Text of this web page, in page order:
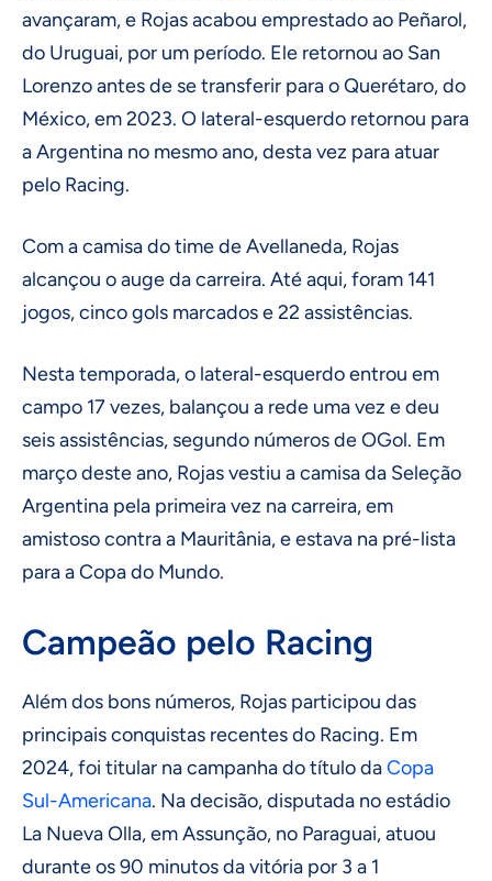
avançaram, e Rojas acabou emprestado ao Peñarol,
do Uruguai, por um período. Ele retornou ao San
Lorenzo antes de se transferir para o Querétaro, do
México, em 2023. O lateral-esquerdo retornou para
a Argentina no mesmo ano, desta vez para atuar
pelo Racing.
Com a camisa do time de Avellaneda, Rojas
alcançou o auge da carreira. Até aqui, foram 141
jogos, cinco gols marcados e 22 assistências.
Nesta temporada, o lateral-esquerdo entrou em
campo 17 vezes, balançou a rede uma vez e deu
seis assistências, segundo números de OGol. Em
março deste ano, Rojas vestiu a camisa da Seleção
Argentina pela primeira vez na carreira, em
amistoso contra a Mauritânia, e estava na pré-lista
para a Copa do Mundo.
Campeão pelo Racing
Além dos bons números, Rojas participou das
principais conquistas recentes do Racing. Em
2024, foi titular na campanha do título daCopa
Sul-Americana. Na decisão, disputada no estádio
La Nueva Olla, em Assunção, no Paraguai, atuou
durante os 90 minutos da vitória por 3 a 1